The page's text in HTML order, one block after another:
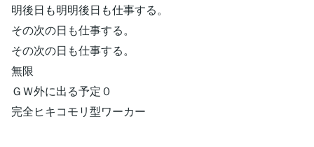
明後日も明明後日も仕事する。
その次の日も仕事する。
その次の日も仕事する。
無限
ＧＷ外に出る予定０
完全ヒキコモリ型ワーカー